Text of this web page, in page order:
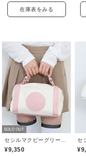
在庫表をみる
SOLD OUT
¥9,350